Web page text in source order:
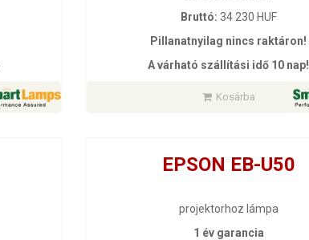
Bruttó: 34 230 HUF
Pillanatnyilag nincs raktáron!
A várható szállítási idő 10 nap!
Kosárba
EPSON EB-U50
projektorhoz lámpa
1 év garancia